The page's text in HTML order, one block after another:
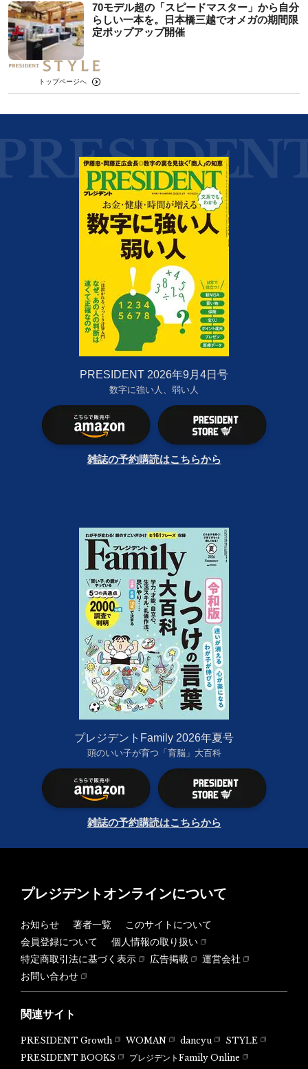
70モデル超の「スピードマスター」から自分
らしい一本を。日本橋三越でオメガの期間限
定ポップアップ開催
トップページへ
PRESIDENT 2026年9月4日号
数字に強い人、弱い人
雑誌の予約購読はこちらから
プレジデントFamily 2026年夏号
頭のいい子が育つ「育脳」大百科
雑誌の予約購読はこちらから
プレジデントオンラインについて
お知らせ 著者一覧
このサイトについて
会員登録について
個人情報の取り扱い
特定商取引法に基づく表示
広告掲載
運営会社
お問い合わせ
関連サイト
PRESIDENT Growth WOMAN dancyu
STYLE
PRESIDENT BOOKS
プレジデントFamily Online